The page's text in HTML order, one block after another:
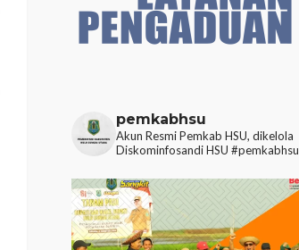
pemkabhsu
Akun Resmi Pemkab HSU, dikelola
Diskominfosandi HSU #pemkabhsu